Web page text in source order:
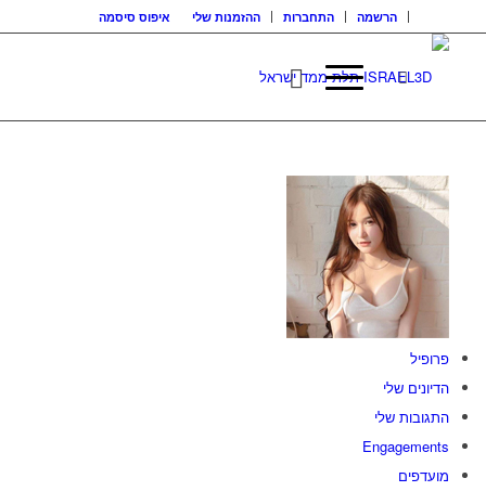
הרשמה התחברות ההזמנות שלי איפוס סיסמה
פרופיל
הדיונים שלי
התגובות שלי
Engagements
מועדפים